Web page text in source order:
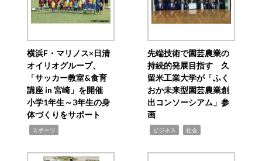
横浜F・マリノス×日清
オイリオグループ、
「サッカー教室&食育
講座 in 宮崎」を開催
小学1年生～3年生の身
体づくりをサポート
スポーツ
先端技術で園芸農業の
持続的発展目指す 久
留米工業大学が「ふく
おか未来型園芸農業創
出コンソーシアム」参
画
ビジネス 社会